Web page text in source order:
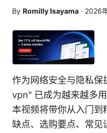
By Romilly Isayama · 2026
作为网络安全与隐私
vpn" 已成为越来越多
本视频将带你从入门到
缺点、选购要点、常见